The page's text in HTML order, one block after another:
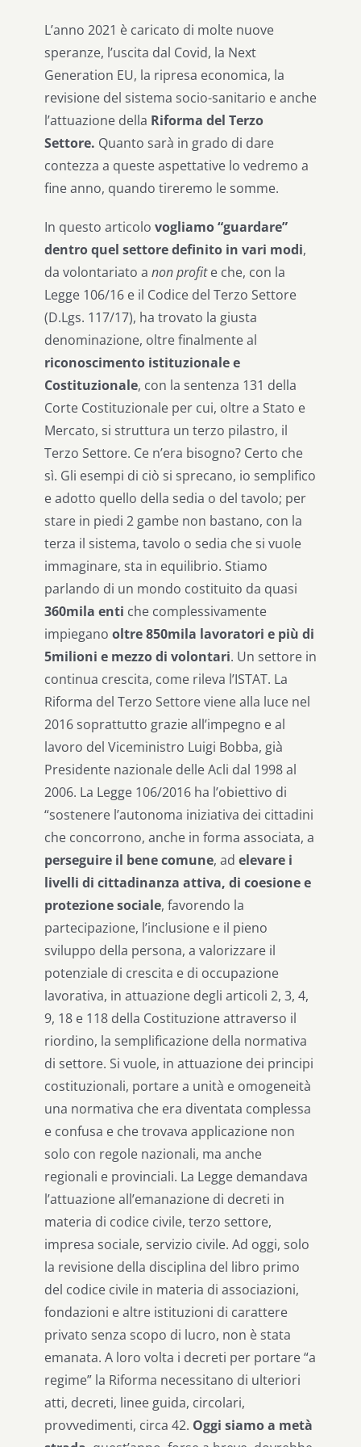
L’anno 2021 è caricato di molte nuove
speranze, l’uscita dal Covid, la Next
Generation EU, la ripresa economica, la
revisione del sistema socio-sanitario e anche
l’attuazione della Riforma del Terzo
Settore. Quanto sarà in grado di dare
contezza a queste aspettative lo vedremo a
fine anno, quando tireremo le somme.
In questo articolo vogliamo “guardare”
dentro quel settore definito in vari modi,
da volontariato a non profite che, con la
Legge 106/16 e il Codice del Terzo Settore
(D.Lgs. 117/17), ha trovato la giusta
denominazione, oltre finalmente al
riconoscimento istituzionale e
Costituzionale, con la sentenza 131 della
Corte Costituzionale per cui, oltre a Stato e
Mercato, si struttura un terzo pilastro, il
Terzo Settore. Ce n’era bisogno? Certo che
sì. Gli esempi di ciò si sprecano, io semplifico
e adotto quello della sedia o del tavolo; per
stare in piedi 2 gambe non bastano, con la
terza il sistema, tavolo o sedia che si vuole
immaginare, sta in equilibrio. Stiamo
parlando di un mondo costituito da quasi
360mila enti che complessivamente
impiegano oltre 850mila lavoratori e più di
5milioni e mezzo di volontari. Un settore in
continua crescita, come rileva l’ISTAT. La
Riforma del Terzo Settore viene alla luce nel
2016 soprattutto grazie all’impegno e al
lavoro del Viceministro Luigi Bobba, già
Presidente nazionale delle Acli dal 1998 al
2006. La Legge 106/2016 ha l’obiettivo di
“sostenere l’autonoma iniziativa dei cittadini
che concorrono, anche in forma associata, a
perseguire il bene comune, ad elevare i
livelli di cittadinanza attiva, di coesione e
protezione sociale, favorendo la
partecipazione, l’inclusione e il pieno
sviluppo della persona, a valorizzare il
potenziale di crescita e di occupazione
lavorativa, in attuazione degli articoli 2, 3, 4,
9, 18 e 118 della Costituzione attraverso il
riordino, la semplificazione della normativa
di settore. Si vuole, in attuazione dei principi
costituzionali, portare a unità e omogeneità
una normativa che era diventata complessa
e confusa e che trovava applicazione non
solo con regole nazionali, ma anche
regionali e provinciali. La Legge demandava
l’attuazione all’emanazione di decreti in
materia di codice civile, terzo settore,
impresa sociale, servizio civile. Ad oggi, solo
la revisione della disciplina del libro primo
del codice civile in materia di associazioni,
fondazioni e altre istituzioni di carattere
privato senza scopo di lucro, non è stata
emanata. A loro volta i decreti per portare “a
regime” la Riforma necessitano di ulteriori
atti, decreti, linee guida, circolari,
provvedimenti, circa 42. Oggi siamo a metà